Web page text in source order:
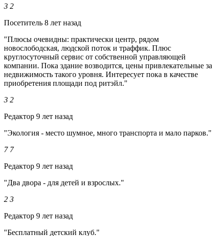
3 2
Посетитель 8 лет назад
"Плюсы очевидны: практически центр, рядом
новослободская, людской поток и траффик. Плюс
круглосуточный сервис от собственной управляющей
компании. Пока здание возводится, цены привлекательные за
недвижимость такого уровня. Интересует пока в качестве
приобретения площади под ритэйл."
3 2
Редактор 9 лет назад
"Экология - место шумное, много транспорта и мало парков."
7 7
Редактор 9 лет назад
"Два двора - для детей и взрослых."
2 3
Редактор 9 лет назад
"Бесплатный детский клуб."